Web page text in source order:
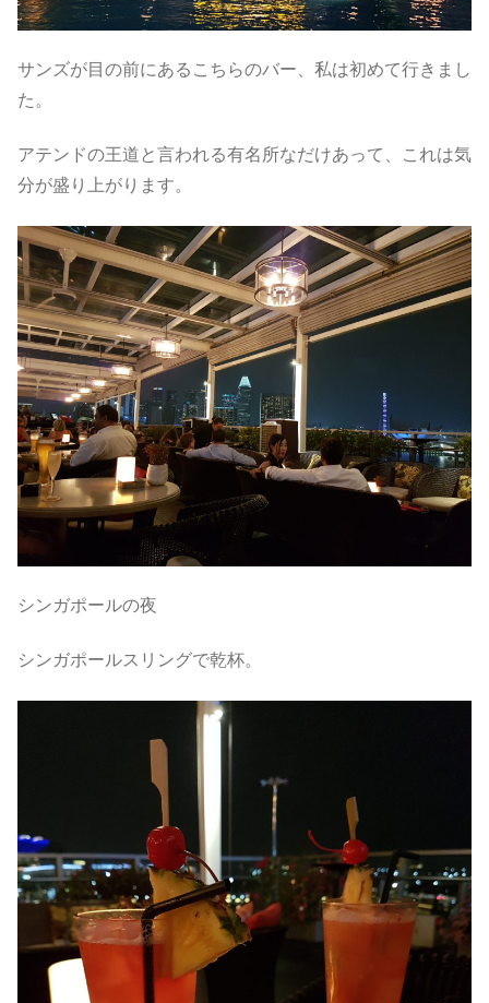
サンズが目の前にあるこちらのバー、私は初めて行きまし
た。
アテンドの王道と言われる有名所なだけあって、これは気
分が盛り上がります。
シンガポールの夜
シンガポールスリングで乾杯。